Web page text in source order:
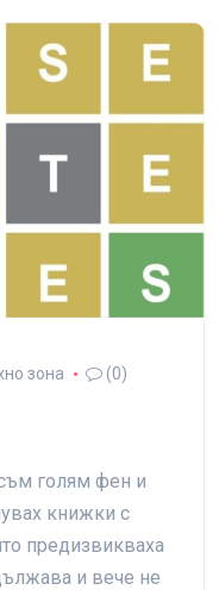
зона (0)
голям фен и
книжки с
предизвикваха
и вече не